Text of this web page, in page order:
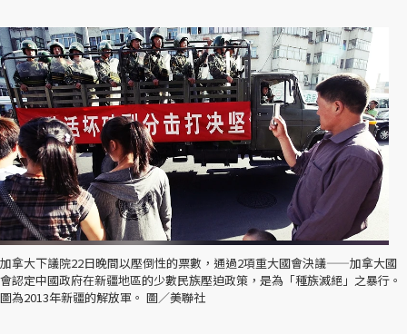
加拿大下議院22日晚間以壓倒性的票數，通過2項重大國會決議——加拿大國
會認定中國政府在新疆地區的少數民族壓迫政策，是為「種族滅絕」之暴行。
圖為2013年新疆的解放軍。 圖／美聯社